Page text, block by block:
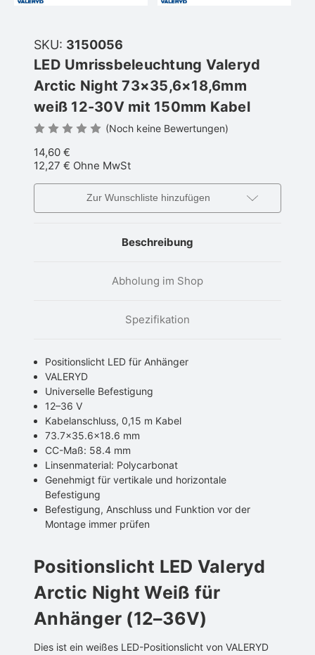
SKU: 3150056
LED Umrissbeleuchtung Valeryd
Arctic Night 73×35,6×18,6mm
weiß 12-30V mit 150mm Kabel
(Noch keine Bewertungen)
14,60 €
12,27 € Ohne MwSt
Zur Wunschliste hinzufügen
Beschreibung
Abholung im Shop
Spezifikation
Positionslicht LED für Anhänger
VALERYD
Universelle Befestigung
12–36 V
Kabelanschluss, 0,15 m Kabel
73.7x35.6x18.6 mm
CC-Maß: 58.4 mm
Linsenmaterial: Polycarbonat
Genehmigt für vertikale und horizontale
Befestigung
Befestigung, Anschluss und Funktion vor der
Montage immer prüfen
Positionslicht LED Valeryd
Arctic Night Weiß für
Anhänger (12–36V)
Dies ist ein weißes LED-Positionslicht von VALERYD